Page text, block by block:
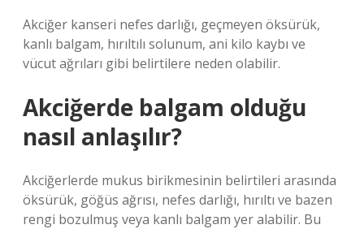
Akciğer kanseri nefes darlığı, geçmeyen öksürük,
kanlı balgam, hırıltılı solunum, ani kilo kaybı ve
vücut ağrıları gibi belirtilere neden olabilir.
Akciğerde balgam olduğu
nasıl anlaşılır?
Akciğerlerde mukus birikmesinin belirtileri arasında
öksürük, göğüs ağrısı, nefes darlığı, hırıltı ve bazen
rengi bozulmuş veya kanlı balgam yer alabilir. Bu